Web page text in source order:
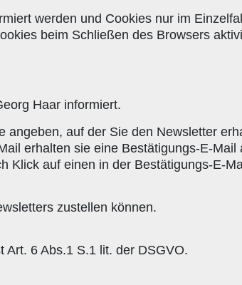
werden und Cookies nur im
beim Schließen des Browsers
Haar informiert.
auf der Sie den Newsletter
erhalten sie eine Bestätigungs-E-
auf einen in der Bestätigungs-E-
zustellen können.
Art. 6 Abs.1 S.1 lit. der DSGVO.